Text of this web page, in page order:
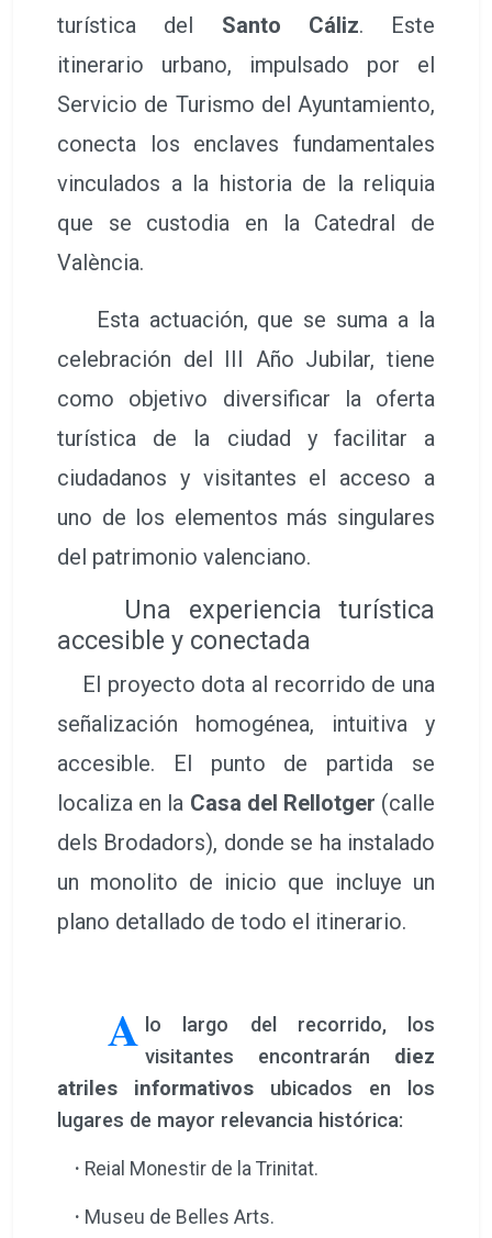
turística del Santo Cáliz. Este
itinerario urbano, impulsado por el
Servicio de Turismo del Ayuntamiento,
conecta los enclaves fundamentales
vinculados a la historia de la reliquia
que se custodia en la Catedral de
València.
Esta actuación, que se suma a la
celebración del III Año Jubilar, tiene
como objetivo diversificar la oferta
turística de la ciudad y facilitar a
ciudadanos y visitantes el acceso a
uno de los elementos más singulares
del patrimonio valenciano.
Una experiencia turística
accesible y conectada
El proyecto dota al recorrido de una
señalización homogénea, intuitiva y
accesible. El punto de partida se
localiza en la Casa del Rellotger (calle
dels Brodadors), donde se ha instalado
un monolito de inicio que incluye un
plano detallado de todo el itinerario.
A lo largo del recorrido, los
visitantes encontrarán diez
atriles informativos ubicados en los
lugares de mayor relevancia histórica:
· Reial Monestir de la Trinitat.
· Museu de Belles Arts.